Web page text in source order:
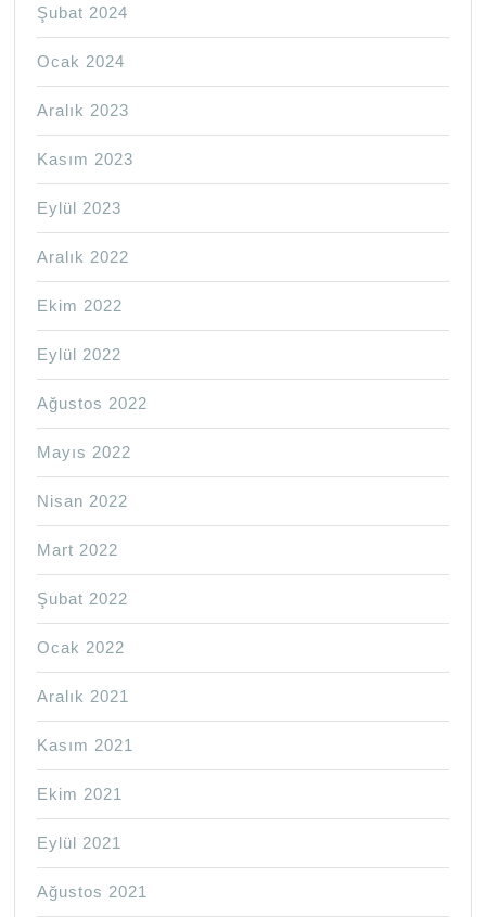
Şubat 2024
Ocak 2024
Aralık 2023
Kasım 2023
Eylül 2023
Aralık 2022
Ekim 2022
Eylül 2022
Ağustos 2022
Mayıs 2022
Nisan 2022
Mart 2022
Şubat 2022
Ocak 2022
Aralık 2021
Kasım 2021
Ekim 2021
Eylül 2021
Ağustos 2021